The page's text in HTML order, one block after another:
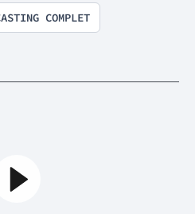
COMPLET